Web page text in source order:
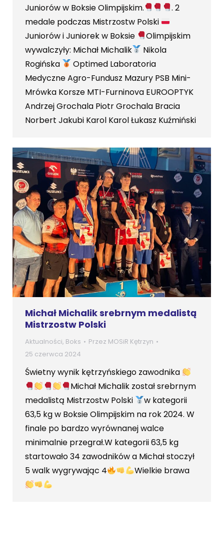
Juniorów w Boksie Olimpijskim.
. 2
medale podczas Mistrzostw Polski
Juniorów i Juniorek w Boksie
Olimpijskim
wywalczyły: Michał Michalik
Nikola
Rogińska
Optimed Laboratoria
Medyczne Agro-Fundusz Mazury PSB Mini-
Mrówka Korsze MTI-Furninova EUROOPTYK
Andrzej Grochala Piotr Grochala Bracia
Norbert Jakubi Karol Karol Łukasz Kuźmiński
Michał Michalik srebrnym medalistą
Mistrzostw Polski
Aktualności, Boks Przez MOSiR Kętrzyn
25 czerwca 2024
Świetny wynik kętrzyńskiego zawodnika
Michał Michalik został srebrnym
medalistą Mistrzostw Polski
w kategorii
63,5 kg w Boksie Olimpijskim na rok 2024. W
finale po bardzo wyrównanej walce
minimalnie przegrał.W kategorii 63,5 kg
startowało 34 zawodników a Michał stoczył
5 walk wygrywając 4
Wielkie brawa